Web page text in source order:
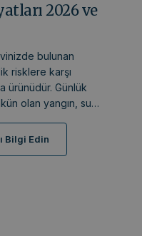
2026 ve
bulunan
risklere karşı
ürünüdür. Günlük
olan yangın, su
zararların
Bilgi Edin